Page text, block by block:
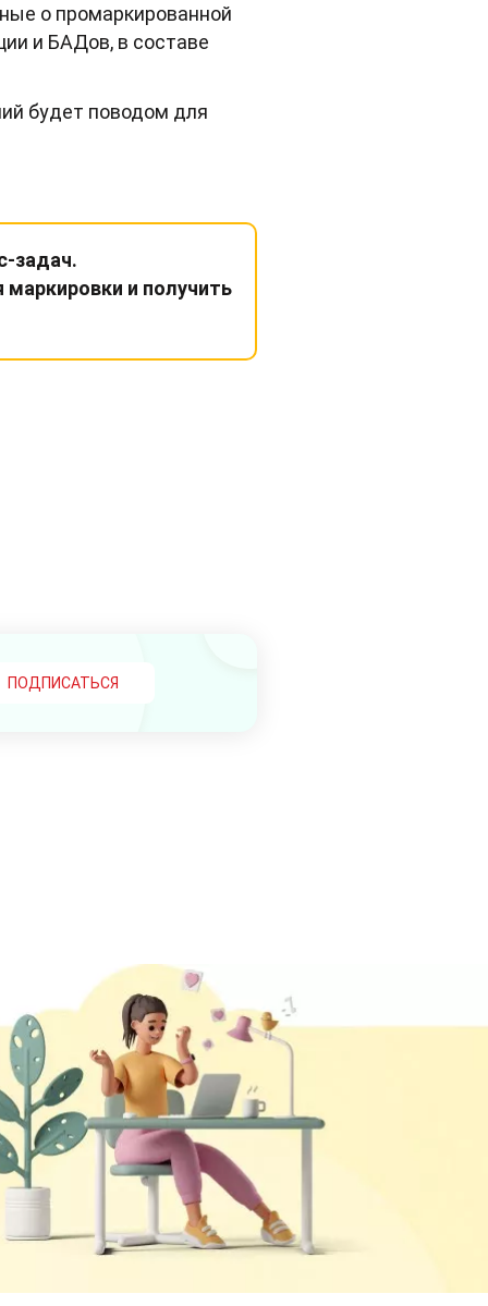
о промаркированной
и БАДов, в составе
будет поводом для
задач.
и получить
ПОДПИСАТЬСЯ